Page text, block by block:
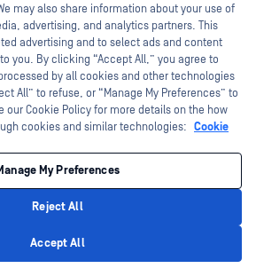
során különösen ügyeljen a
egy betűszín és a blokkolás alul
ajánlott.
may also share information about your use of
advertising, and analytics partners. This
advertising and to select ads and content
you. By clicking “Accept All,” you agree to
by all cookies and other technologies
All” to refuse, or “Manage My Preferences” to
our Cookie Policy for more details on the how
cookies and similar technologies: Cookie
My Preferences
Reject All
Accept All
can I help you secure what's critical